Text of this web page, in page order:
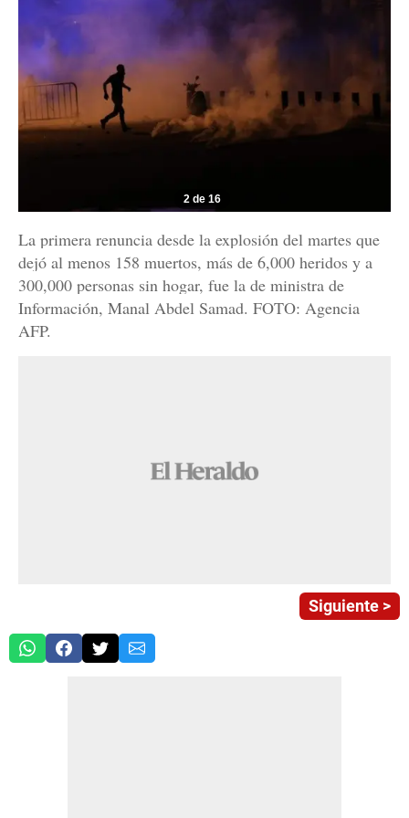
2 de 16
La primera renuncia desde la explosión del martes que
dejó al menos 158 muertos, más de 6,000 heridos y a
300,000 personas sin hogar, fue la de ministra de
Información, Manal Abdel Samad. FOTO: Agencia
AFP.
Siguiente >